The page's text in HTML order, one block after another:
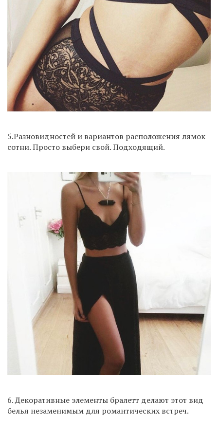
5.Разновидностей и вариантов расположения лямок
сотни. Просто выбери свой. Подходящий.
6. Декоративные элементы бралетт делают этот вид
белья незаменимым для романтических встреч.